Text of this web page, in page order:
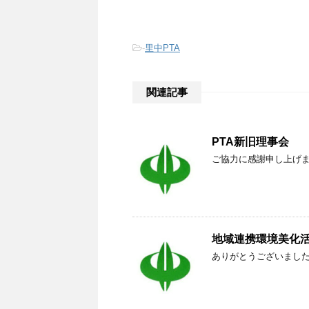
-里中PTA
関連記事
PTA新旧理事会
ご協力に感謝申し上げま
地域連携環境美化
ありがとうございました